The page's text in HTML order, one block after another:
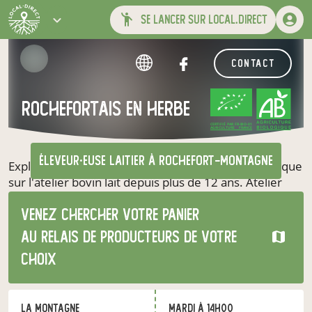
se lancer sur local.direct
contact
Rochefortais en herbe
CERTIFIÉ PAR FR-BIO-01
AGRICULTURE FRANCE
éleveur·euse laitier à Rochefort-Montagne
Venez chercher votre panier
au relais de producteurs de votre
choix
La montagne
mardi à 14h00
Exploitation de lycée agricole en agriculture biologique
sur l'atelier bovin lait depuis plus de 12 ans. Atelier
composé de 35 vaches laitières de races Prim'Holstein
et Abondance. Surfaces agricoles exclusivement en
prairies permanentes Petit atelier de transformation
fromagère fabrication de fromage et de fromage
blanc L'exploitation possède également un atelier ovin
avec 250 brebis de race Rava.